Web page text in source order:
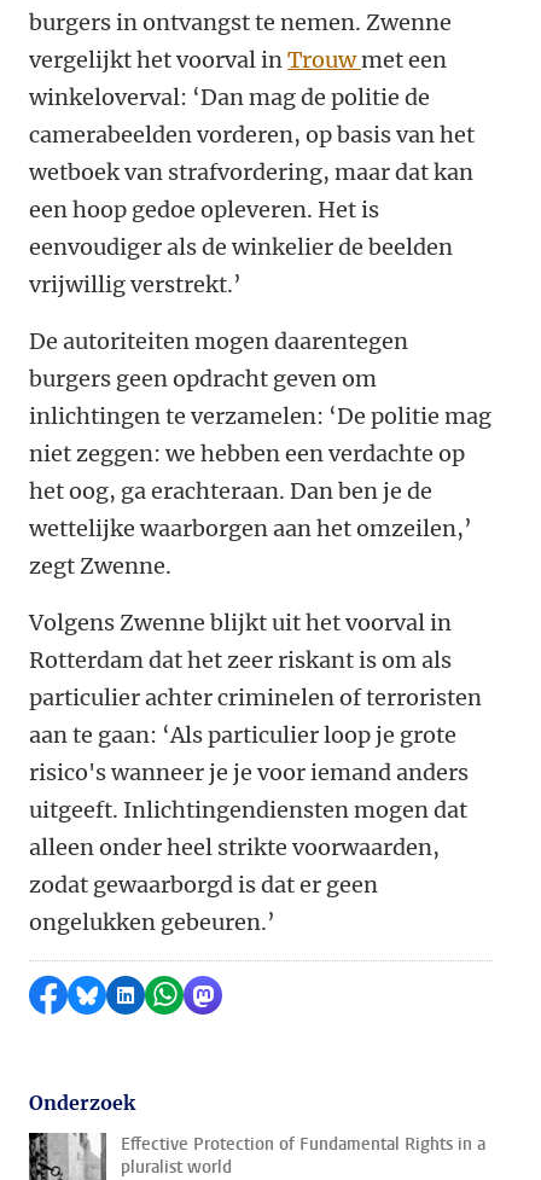
burgers in ontvangst te nemen. Zwenne
vergelijkt het voorval inTrouwmet een
winkeloverval: ‘Dan mag de politie de
camerabeelden vorderen, op basis van het
wetboek van strafvordering, maar dat kan
een hoop gedoe opleveren. Het is
eenvoudiger als de winkelier de beelden
vrijwillig verstrekt.’
De autoriteiten mogen daarentegen
burgers geen opdracht geven om
inlichtingen te verzamelen: ‘De politie mag
niet zeggen: we hebben een verdachte op
het oog, ga erachteraan. Dan ben je de
wettelijke waarborgen aan het omzeilen,’
zegt Zwenne.
Volgens Zwenne blijkt uit het voorval in
Rotterdam dat het zeer riskant is om als
particulier achter criminelen of terroristen
aan te gaan: ‘Als particulier loop je grote
risico's wanneer je je voor iemand anders
uitgeeft. Inlichtingendiensten mogen dat
alleen onder heel strikte voorwaarden,
zodat gewaarborgd is dat er geen
ongelukken gebeuren.’
Delen op Facebook
Delen via Bluesky
Delen op LinkedIn
Delen via WhatsApp
Delen via Mastodon
Onderzoek
Effective Protection of Fundamental Rights in a
pluralist world